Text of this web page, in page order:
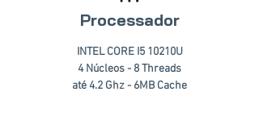
Processador
INTEL CORE I5 10210U
4 Núcleos - 8 Threads
até 4.2 Ghz - 6MB Cache